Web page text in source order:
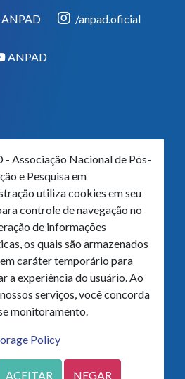
PR, BRASIL
Graduação e Pesquisa em
0001-66
- Associação Nacional de Pós-
e Pesquisa em
utiliza cookies em seu
controle de navegação no
de informações
os quais são armazenados
caráter temporário para
a experiência do usuário. Ao
serviços, você concorda
monitoramento.
Policy
ACEITAR NEGAR